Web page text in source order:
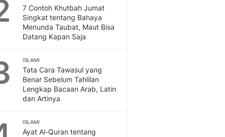
7 Contoh Khutbah Jumat
Singkat tentang Bahaya
Menunda Taubat, Maut Bisa
Datang Kapan Saja
ISLAMI
Tata Cara Tawasul yang
Benar Sebelum Tahlilan
Lengkap Bacaan Arab, Latin
dan Artinya
ISLAMI
Ayat Al-Quran tentang